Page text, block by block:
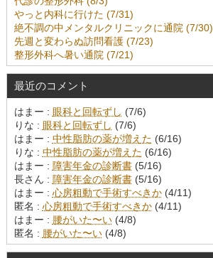
やっと内科に行けた (7/31)
絶不調の中メンタルクリニックに通院 (7/30)
先週と変わらぬ訪問看護 (7/23)
整形外科へ暑い通院 (7/21)
最近のコメント
はまー : 眼科と回転ずし (7/6)
りな : 眼科と回転ずし (7/6)
はまー : 中性脂肪の薬が増えた (6/16)
りな : 中性脂肪の薬が増えた (6/16)
はまー : 障害年金の診断書(5/16)
長さん : 障害年金の診断書(5/16)
はまー : 心房粗動で手術すべきか(4/11)
匿名 : 心房粗動で手術すべきか(4/11)
はまー : 腰がいた〜い(4/8)
匿名 : 腰がいた〜い(4/8)